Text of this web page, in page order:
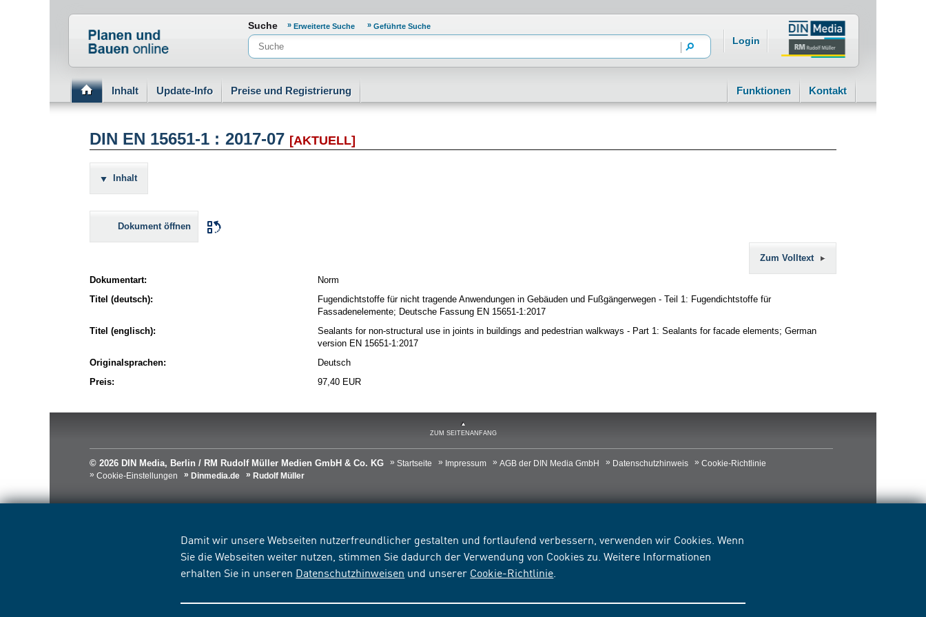
Damit wir unsere Webseiten nutzerfreundlicher gestalten und fortlaufend verbessern, verwenden wir Cookies. Wenn
Sie die Webseiten weiter nutzen, stimmen Sie dadurch der Verwendung von Cookies zu. Weitere Informationen
erhalten Sie in unseren Datenschutzhinweisen und unserer Cookie-Richtlinie
Normenportal Barrierefreiheit
Suche Erweiterte Suche Geführte Suche
Login
Inhalt Update-Info Preise und Registrierung Funktionen Kontakt
DIN EN 15651-1 : 2017-07 [AKTUELL]
Inhalt
Dokument öffnen
Zum Volltext
Dokumentart:
Norm
Titel (deutsch):
Fugendichtstoffe für nicht tragende Anwendungen in Gebäuden und Fußgängerwegen - Teil 1: Fugendichtstoffe für
Fassadenelemente; Deutsche Fassung EN 15651-1:2017
Titel (englisch):
Sealants for non-structural use in joints in buildings and pedestrian walkways - Part 1: Sealants for facade elements; German
version EN 15651-1:2017
Originalsprachen:
Deutsch
Preis:
97,40 EUR
ZUM SEITENANFANG
© 2026 DIN Media, Berlin / RM Rudolf Müller Medien GmbH & Co. KG Startseite Impressum AGB der DIN Media GmbH Datenschutzhinweis
Cookie-Richtlinie
Cookie-Einstellungen
Dinmedia.de Rudolf Müller